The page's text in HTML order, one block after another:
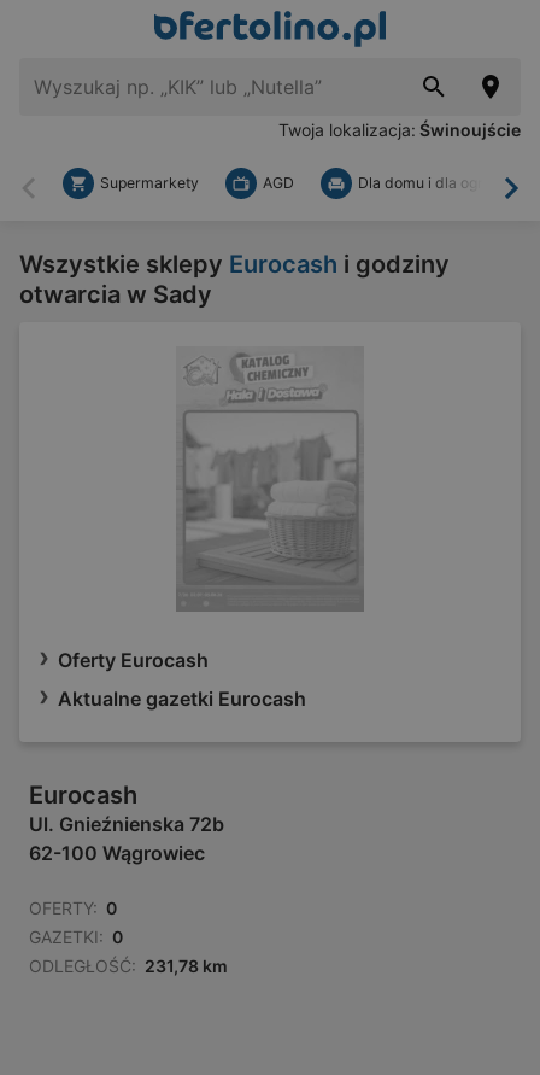
Twoja lokalizacja: Świnoujście
Wstecz
Supermarkety AGD Dla domu i dla ogrodu
Wszystkie sklepy Eurocash i godziny
otwarcia w Sady
Oferty Eurocash
Aktualne gazetki Eurocash
Eurocash
Ul. Gnieźnienska 72b
62-100 Wągrowiec
OFERTY: 0
GAZETKI: 0
ODLEGŁOŚĆ: 231,78 km